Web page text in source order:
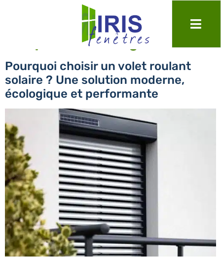
Étiquette :écologie
Pourquoi choisir un volet roulant
solaire ? Une solution moderne,
écologique et performante